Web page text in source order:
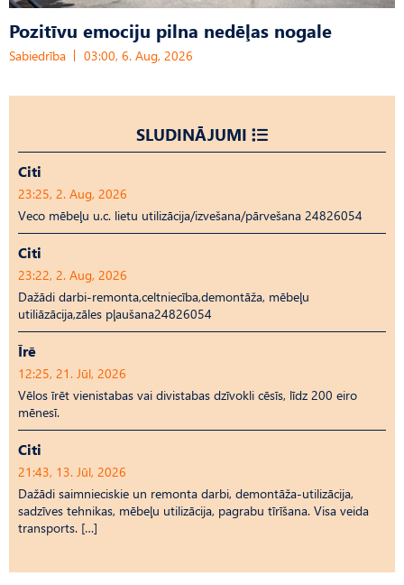
Pozitīvu emociju pilna nedēļas nogale
Sabiedrība 03:00, 6. Aug, 2026
SLUDINĀJUMI
Citi
23:25, 2. Aug, 2026
Veco mēbeļu u.c. lietu utilizācija/izvešana/pārvešana 24826054
Citi
23:22, 2. Aug, 2026
Dažādi darbi-remonta,celtniecība,demontāža, mēbeļu
utiliāzācija,zāles pļaušana24826054
Īrē
12:25, 21. Jūl, 2026
Vēlos īrēt vienistabas vai divistabas dzīvokli cēsīs, līdz 200 eiro
mēnesī.
Citi
21:43, 13. Jūl, 2026
Dažādi saimnieciskie un remonta darbi, demontāža-utilizācija,
sadzīves tehnikas, mēbeļu utilizācija, pagrabu tīrīšana. Visa veida
transports. […]